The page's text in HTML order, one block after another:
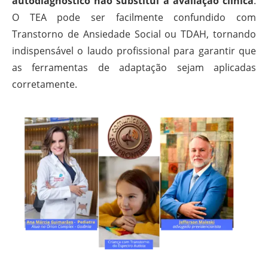
O TEA pode ser facilmente confundido com
Transtorno de Ansiedade Social ou TDAH, tornando
indispensável o laudo profissional para garantir que
as ferramentas de adaptação sejam aplicadas
corretamente.